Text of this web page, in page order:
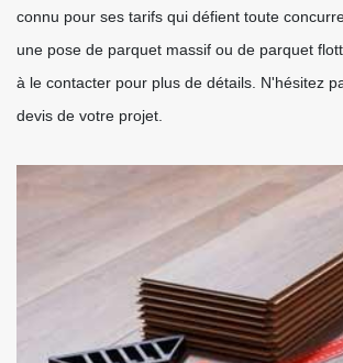
connu pour ses tarifs qui défient toute
une pose de parquet massif ou de parquet
à le contacter pour plus de détails. N'hésitez
devis de votre projet.